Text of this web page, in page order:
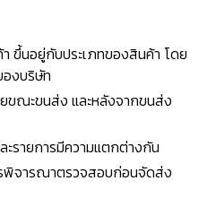
ขึ้นอยู่กับประเภทของสินค้า โดย
งบริษัท
ขณะขนส่ง และหลังจากขนส่ง
รายการมีความแตกต่างกัน
พิจารณาตรวจสอบก่อนจัดส่ง